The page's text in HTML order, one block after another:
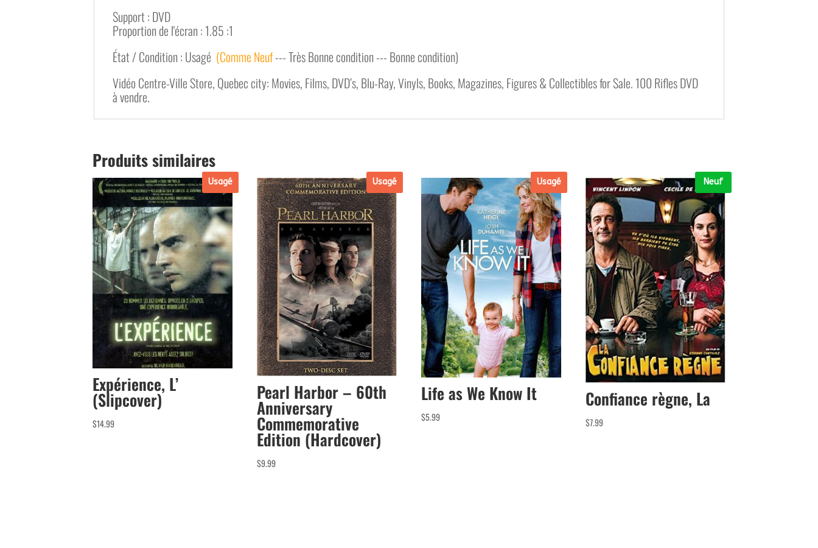
Support : DVD
Proportion de l'écran : 1.85 :1
État / Condition : Usagé (Comme Neuf--- Très Bonne condition --- Bonne condition)
Vidéo Centre-Ville Store, Quebec city: Movies, Films, DVD’s, Blu-Ray, Vinyls, Books, Magazines, Figures & Collectibles for Sale. 100 Rifles DVD
à vendre.
Produits similaires
Usagé
Expérience, L’
(Slipcover)
$14.99
Usagé
Pearl Harbor – 60th
Anniversary
Commemorative
Edition (Hardcover)
$9.99
Usagé
Life as We Know It
$5.99
Neuf
Confiance règne, La
$7.99